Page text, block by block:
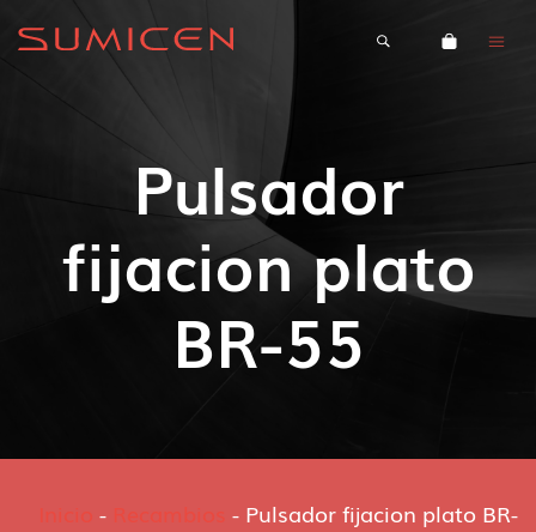
Pulsador
fijacion plato
BR-55
- - Pulsador fijacion plato BR-